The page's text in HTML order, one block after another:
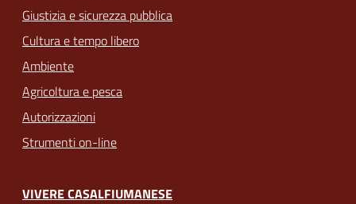
Giustizia e sicurezza pubblica
Cultura e tempo libero
Ambiente
Agricoltura e pesca
Autorizzazioni
Strumenti on-line
VIVERE CASALFIUMANESE